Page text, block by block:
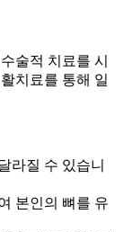
술적 치료를 시
치료를 통해 일
라질 수 있습니
본인의 뼈를 유